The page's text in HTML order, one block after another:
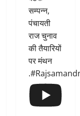
सम्पन्न,
पंचायती
राज चुनाव
की तैयारियों
पर मंथन